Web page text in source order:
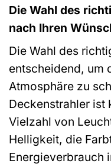
Die Wahl des
nach Ihren
Die Wahl des
entscheidend, um
Atmosphäre zu
Deckenstrahler ist
Vielzahl von
Helligkeit, die
Energieverbrauch